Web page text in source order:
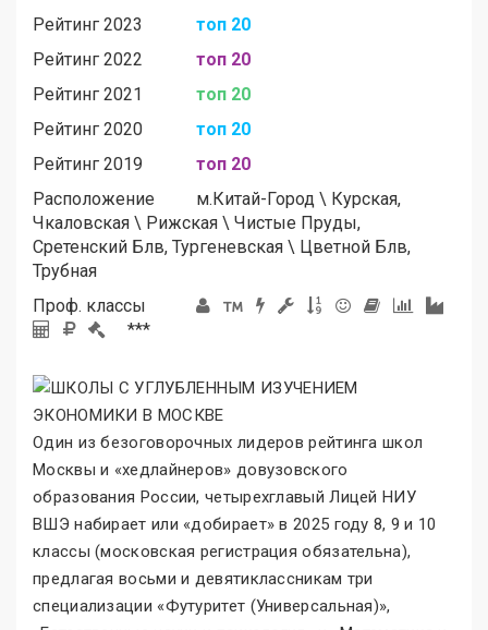
Рейтинг 2023
топ 20
Рейтинг 2022
топ 20
Рейтинг 2021
топ 20
Рейтинг 2020
топ 20
Рейтинг 2019
топ 20
Расположение
м.Китай-Город \ Курская,
Чкаловская \ Рижская \ Чистые Пруды,
Сретенский Блв, Тургеневская \ Цветной Блв,
Трубная
Проф. классы
***
Один из безоговорочных лидеров рейтинга школ
Москвы и «хедлайнеров» довузовского
образования России, четырехглавый Лицей НИУ
ВШЭ набирает или «добирает» в 2025 году 8, 9 и 10
классы (московская регистрация обязательна),
предлагая восьми и девятиклассникам три
специализации «Футуритет (Универсальная)»,